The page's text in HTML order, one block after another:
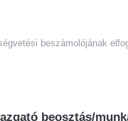
beszámolójának
beosztás/